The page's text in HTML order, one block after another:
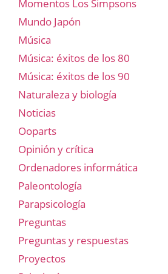
Momentos Los Simpsons
Mundo Japón
Música
Música: éxitos de los 80
Música: éxitos de los 90
Naturaleza y biología
Noticias
Ooparts
Opinión y crítica
Ordenadores informática
Paleontología
Parapsicología
Preguntas
Preguntas y respuestas
Proyectos